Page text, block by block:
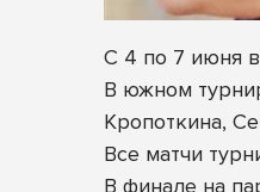
С 4 по 7 июня
В южном
Кропоткина,
Все матчи
В финале на